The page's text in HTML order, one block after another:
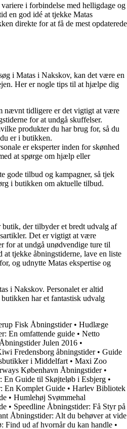
i forbindelse med helligdage og
en god idé at tjekke Matas
direkte for at få de mest opdaterede
i Matas i Nakskov, kan det være en
Her er nogle tips til at hjælpe dig
nævnt tidligere er det vigtigt at være
for at undgå skuffelser.
produkter du har brug for, så du
er i butikken.
er eksperter inden for skønhed
at spørge om hjælp eller
gode tilbud og kampagner, så tjek
i butikken om aktuelle tilbud.
der tilbyder et bredt udvalg af
Det er vigtigt at være
for at undgå unødvendige ture til
tjekke åbningstiderne, lave en liste
og udnytte Matas ekspertise og
i Nakskov. Personalet er altid
har et fantastisk udvalg
Fisk Åbningstider• Hudlæge
En omfattende guide • Netto
Julen 2016 •
Fredensborg åbningstider• Guide
i Middelfart • Maxi Zoo
København Åbningstider•
En Guide til Skøjteløb i Esbjerg •
En Komplet Guide • Harlev Bibliotek
• Humlehøj Svømmehal
• Speedline Åbningstider: Få Styr på
Åbningstider: Alt du behøver at vide
Find ud af hvornår du kan handle •